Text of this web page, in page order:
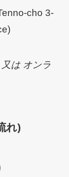
cho 3-
は オンラ
れ)